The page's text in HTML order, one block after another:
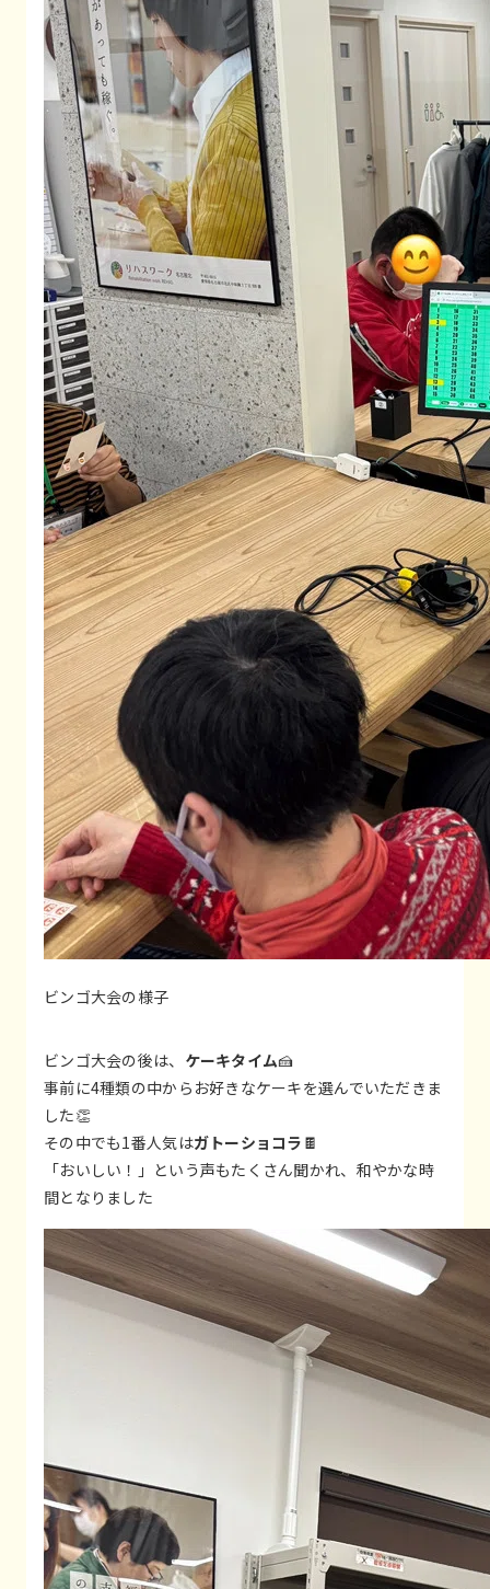
ビンゴ大会の様子
ビンゴ大会の後は、 ケーキタイム🍰
事前に4種類の中からお好きなケーキを選んでいただきま
した👏
その中でも1番人気はガトーショコラ 🍫
「おいしい！」という声もたくさん聞かれ、和やかな時
間となりました